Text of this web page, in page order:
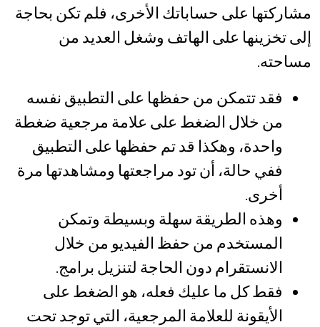
مشاركتها على حساباتك الأخرى، فلم تكن بحاجة
إلى تخزينها على الهاتف وشغل العديد من
مساحته.
فقد تتمكن من حفظها على التطبيق نفسه
من خلال الضغط على علامة مرجعية ضغطة
واحدة، وهكذا قد تم حفظها على التطبيق
ففي حالة، أن تود مراجعتها ومشاهدتها مرة
أخرى.
وهذه الطريقة سهلة وبسيطة وتمكن
المستخدم من حفظ الفيديو من خلال
الانستقرام دون الحاجة لتنزيل برامج.
فقط كل ما عليك فعله، هو الضغط على
الأيقونة للعلامة المرجعية، التي توجد تحت